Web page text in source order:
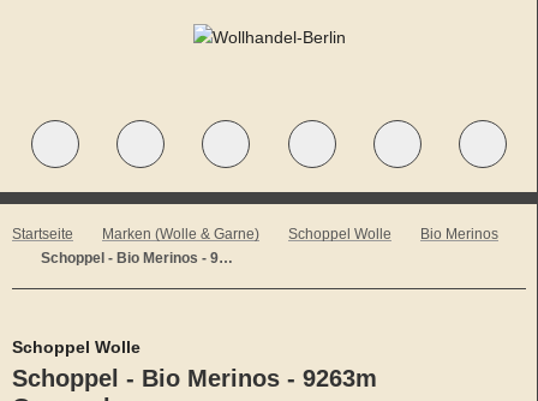
Startseite Marken (Wolle & Garne) Schoppel Wolle
Bio Merinos
Schoppel - Bio Merinos - 9263m Graumelange
Schoppel Wolle
Schoppel - Bio Merinos - 9263m